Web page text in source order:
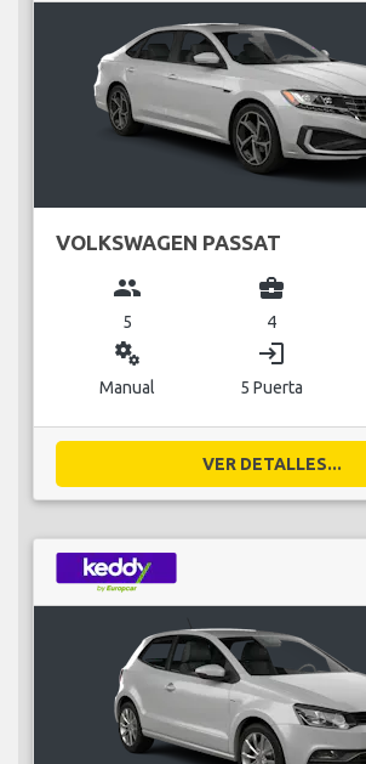
VOLKSWAGEN PASSAT
group
5
business_center
4
miscellaneous_services
Manual
login
5 Puerta
VER DETALLES...